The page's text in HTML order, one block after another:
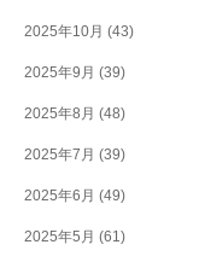
2025年10月 (43)
2025年9月 (39)
2025年8月 (48)
2025年7月 (39)
2025年6月 (49)
2025年5月 (61)